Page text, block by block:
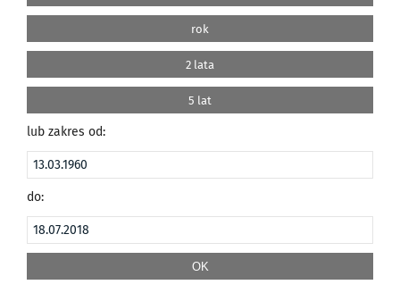
rok
2 lata
5 lat
lub zakres od:
do: